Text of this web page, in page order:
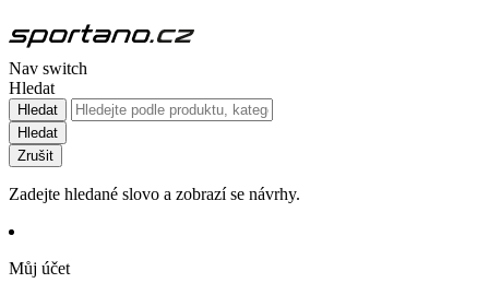
Nav switch
Hledat
Hledat
Hledat
Zrušit
Zadejte hledané slovo a zobrazí se návrhy.
Můj účet